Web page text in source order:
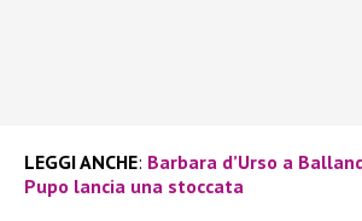
LEGGI ANCHE: Barbara d’Urso a
Pupo lancia una stoccata